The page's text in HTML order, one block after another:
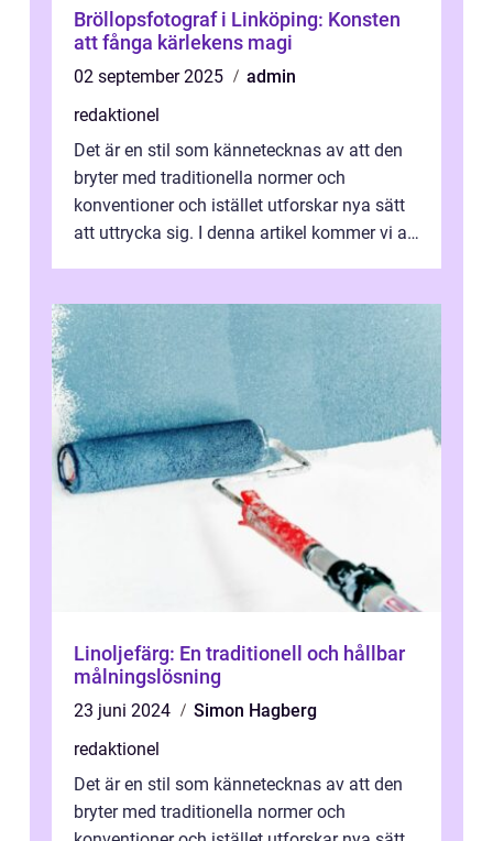
Bröllopsfotograf i Linköping: Konsten
att fånga kärlekens magi
02 september 2025
admin
redaktionel
Det är en stil som kännetecknas av att den
bryter med traditionella normer och
konventioner och istället utforskar nya sätt
att uttrycka sig. I denna artikel kommer vi att
Linoljefärg: En traditionell och hållbar
målningslösning
23 juni 2024
Simon Hagberg
redaktionel
Det är en stil som kännetecknas av att den
bryter med traditionella normer och